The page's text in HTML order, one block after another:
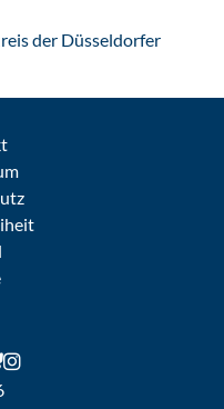
der Düsseldorfer